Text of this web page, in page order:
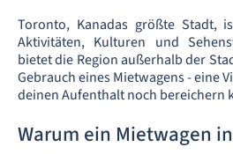
Toronto, Kanadas größte Stadt,
Aktivitäten, Kulturen und
bietet die Region außerhalb der
Gebrauch eines Mietwagens - eine
deinen Aufenthalt noch bereichern
Warum ein Mietwagen